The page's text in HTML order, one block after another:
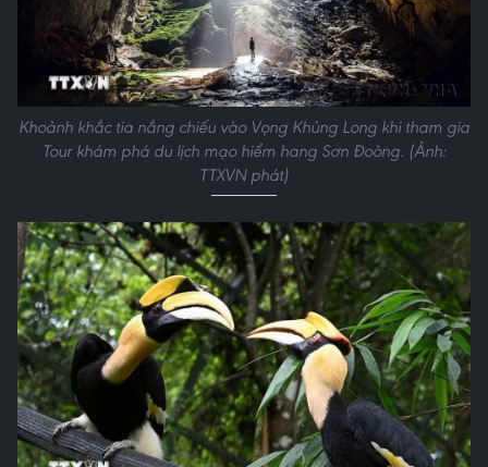
Khoảnh khắc tia nắng chiếu vào Vọng Khủng Long khi tham gia
Tour khám phá du lịch mạo hiểm hang Sơn Đoòng. (Ảnh:
TTXVN phát)